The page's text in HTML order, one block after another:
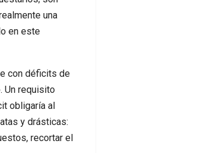
una
en este
con déficits de
Un requisito
obligaría al
y drásticas:
recortar el